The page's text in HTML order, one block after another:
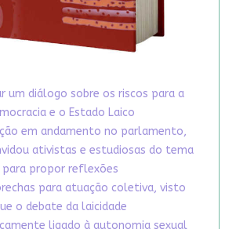
um diálogo sobre os riscos para a
e o Estado Laico
em andamento no parlamento,
ativistas e estudiosas do tema
para propor reflexões
para atuação coletiva, visto
o debate da laicidade
ligado à autonomia sexual